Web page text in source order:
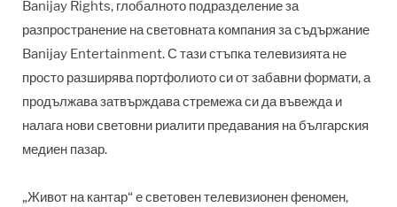
Banijay Rights, глобалното подразделение за
разпространение на световната компания за съдържание
Banijay Entertainment. С тази стъпка телевизията не
просто разширява портфолиото си от забавни формати, а
продължава затвърждава стремежа си да въвежда и
налага нови световни риалити предавания на българския
медиен пазар.
„Живот на кантар“ е световен телевизионен феномен,